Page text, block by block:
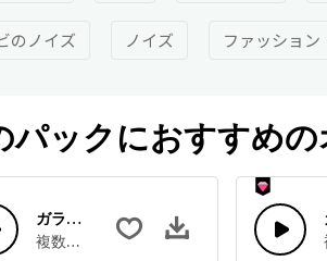
のノイズ ノイズ ファッション
パックにおすすめ
ガラスエフェクト 51
複数のガラスが割れる音、ガラスをたた